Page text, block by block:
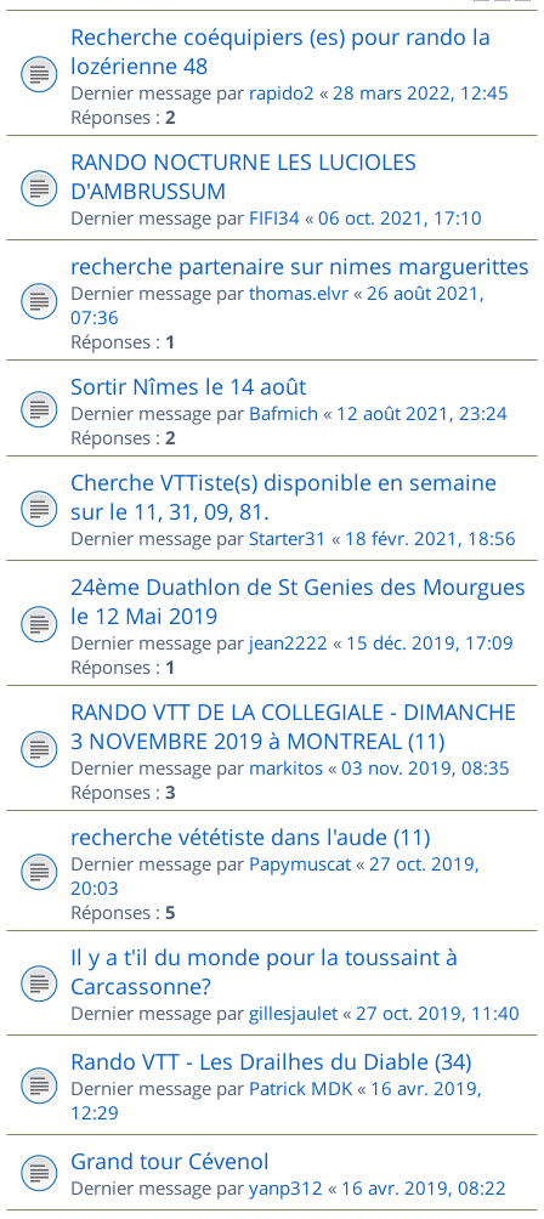
Recherche coéquipiers (es) pour rando la
lozérienne 48
Dernier message par rapido2 « 28 mars 2022, 12:45
Réponses : 2
RANDO NOCTURNE LES LUCIOLES
D'AMBRUSSUM
Dernier message par FIFI34 « 06 oct. 2021, 17:10
recherche partenaire sur nimes marguerittes
Dernier message par thomas.elvr « 26 août 2021,
07:36
Réponses : 1
Sortir Nîmes le 14 août
Dernier message par Bafmich « 12 août 2021, 23:24
Réponses : 2
Cherche VTTiste(s) disponible en semaine
sur le 11, 31, 09, 81.
Dernier message par Starter31 « 18 févr. 2021, 18:56
24ème Duathlon de St Genies des Mourgues
le 12 Mai 2019
Dernier message par jean2222 « 15 déc. 2019, 17:09
Réponses : 1
RANDO VTT DE LA COLLEGIALE - DIMANCHE
3 NOVEMBRE 2019 à MONTREAL (11)
Dernier message par markitos « 03 nov. 2019, 08:35
Réponses : 3
recherche vététiste dans l'aude (11)
Dernier message par Papymuscat « 27 oct. 2019,
20:03
Réponses : 5
Il y a t'il du monde pour la toussaint à
Carcassonne?
Dernier message par gillesjaulet « 27 oct. 2019, 11:40
Rando VTT - Les Drailhes du Diable (34)
Dernier message par Patrick MDK « 16 avr. 2019,
12:29
Grand tour Cévenol
Dernier message par yanp312 « 16 avr. 2019, 08:22